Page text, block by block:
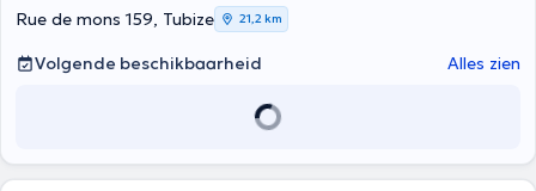
Rue de mons 159, Tubize 21,2 km
Volgende beschikbaarheid Alles zien